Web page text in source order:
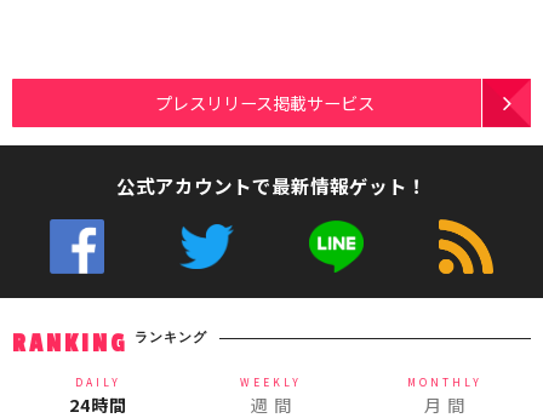
プレスリリース掲載サービス
公式アカウントで最新情報ゲット！
RANKING ランキング
DAILY
24時間
WEEKLY
週 間
MONTHLY
月 間